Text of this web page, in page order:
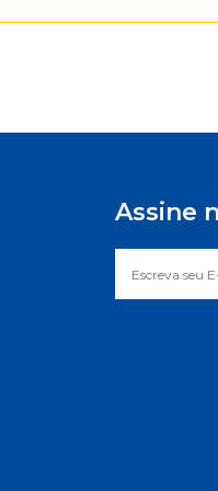
Assine